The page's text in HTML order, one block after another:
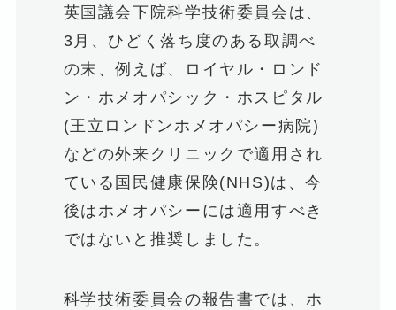
英国議会下院科学技術委員会は、
3月、ひどく落ち度のある取調べ
の末、例えば、ロイヤル・ロンド
ン・ホメオパシック・ホスピタル
(王立ロンドンホメオパシー病院)
などの外来クリニックで適用され
ている国民健康保険(NHS)は、今
後はホメオパシーには適用すべき
ではないと推奨しました。
科学技術委員会の報告書では、ホ